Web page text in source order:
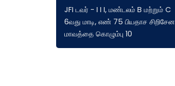
JFI டவர் - I I I, மண்டலம் B மற்றும் C
6வது மாடி, எண் 75 பியதாச சிறிசேன
மாவத்தை கொழும்பு 10